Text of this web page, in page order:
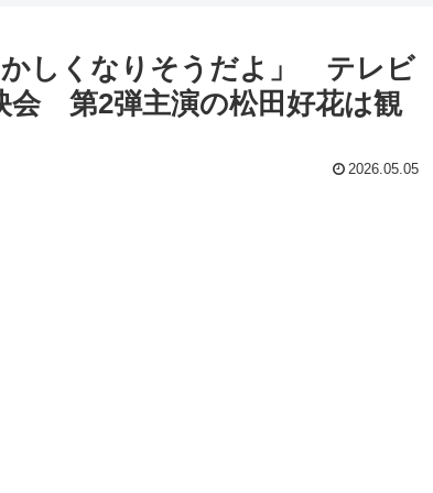
かしくなりそうだよ」 テレビ
会 第2弾主演の松田好花は観
2026.05.05